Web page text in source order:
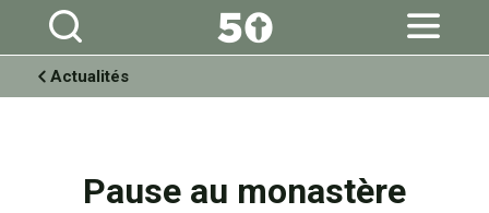
Aller
personnels
Actualités
Pause au monastère